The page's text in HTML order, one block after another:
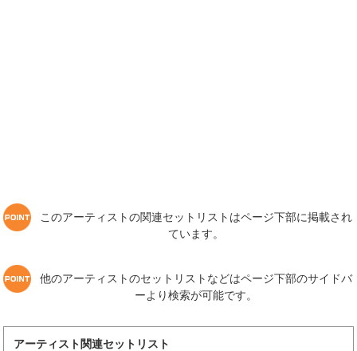
このアーティストの関連セットリストはページ下部に掲載され
ています。
他のアーティストのセットリストなどはページ下部のサイドバ
ーより検索が可能です。
アーティスト関連セットリスト